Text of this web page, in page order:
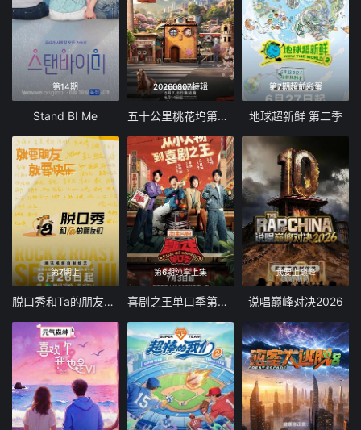
第14期
Stand BI Me
20260807特辑
五十公里桃花坞第6季
第7期超前彩蛋
地球超新鲜 第二季
第7期上
脱口秀和Ta的朋友们 第三季
第6期纯享上集
喜剧之王单口季第三季
我要上巅峰
说唱巅峰对决2026